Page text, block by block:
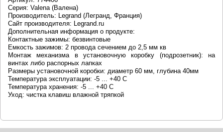
Серия: Valena (Валена)
Производитель: Legrand (Легранд, Франция)
Сайт производителя: Legrand.ru
Дополнительная информация о продукте:
Контактные зажимы: безвинтовые
Емкость зажимов: 2 провода сечением до 2,5 мм кв
Монтаж механизма в установочную коробку (подрозетник): на
винтах либо распорных лапках
Размеры установочной коробки: диаметр 60 мм, глубина 40мм
Температура эксплуатации: -5 ... +40 С
Температура хранения: -5 ... +40 С
Уход: чистка клавиш влажной тряпкой